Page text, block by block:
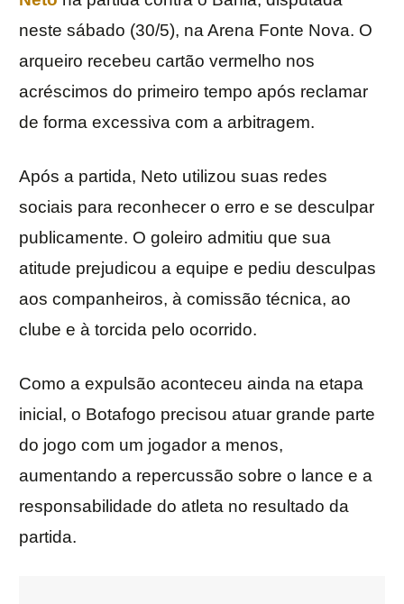
neste sábado (30/5), na Arena Fonte Nova. O
arqueiro recebeu cartão vermelho nos
acréscimos do primeiro tempo após reclamar
de forma excessiva com a arbitragem.
Após a partida, Neto utilizou suas redes
sociais para reconhecer o erro e se desculpar
publicamente. O goleiro admitiu que sua
atitude prejudicou a equipe e pediu desculpas
aos companheiros, à comissão técnica, ao
clube e à torcida pelo ocorrido.
Como a expulsão aconteceu ainda na etapa
inicial, o Botafogo precisou atuar grande parte
do jogo com um jogador a menos,
aumentando a repercussão sobre o lance e a
responsabilidade do atleta no resultado da
partida.